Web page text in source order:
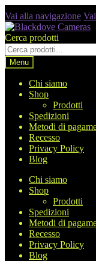
Vai alla navigazione
Cerca prodotti
Menu
Chi siamo
Shop
Prodotti
Spedizioni
Metodi di
Recesso
Privacy Policy
Blog
Chi siamo
Shop
Prodotti
Spedizioni
Metodi di
Recesso
Privacy Policy
Blog